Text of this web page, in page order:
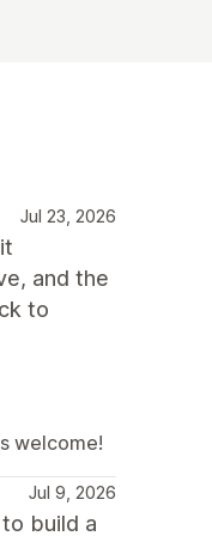
Jul 23, 2026
and the
to
welcome!
Jul 9, 2026
build a